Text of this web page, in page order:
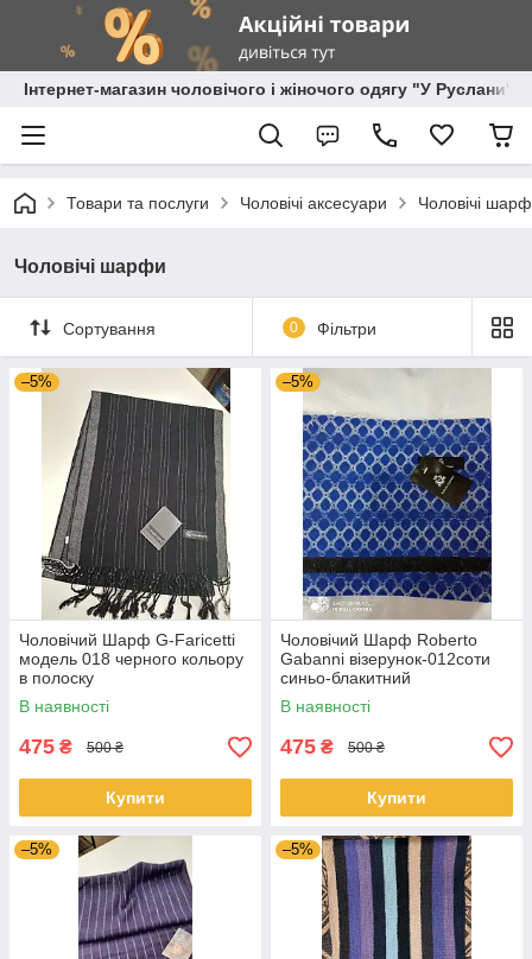
Інтернет-магазин чоловічого і жіночого одягу "У Руслани"
Товари та послуги Чоловічі аксесуари Чоловічі
Чоловічі шарфи
Сортування 0 Фільтри
–5%
Чоловічий Шарф G-Faricetti
модель 018 черного кольору
в полоску
В наявності
475 ₴ 500 ₴
Купити
–5%
Чоловічий Шарф Roberto
Gabanni візерунок-012соти
синьо-блакитний
В наявності
475 ₴ 500 ₴
Купити
–5% –5%